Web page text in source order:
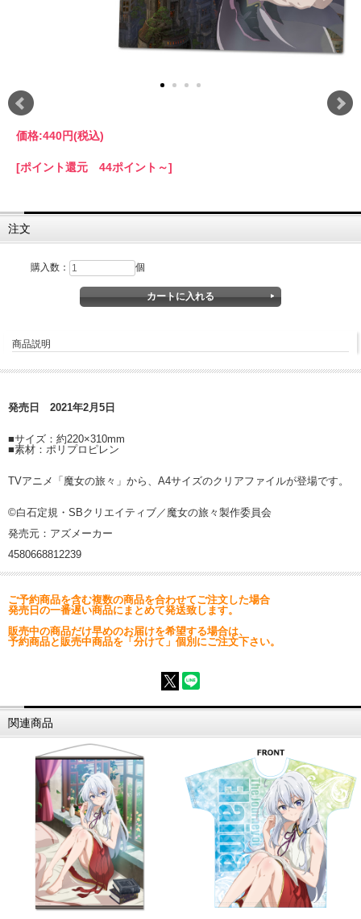
価格:440円(税込)
[ポイント還元 44ポイント～]
注文
購入数： 個
商品説明
発売日 2021年2月5日
■サイズ：約220×310mm
■素材：ポリプロピレン
TVアニメ「魔女の旅々」から、A4サイズのクリアファイルが登場です。
©白石定規・SBクリエイティブ／魔女の旅々製作委員会
発売元：アズメーカー
4580668812239
ご予約商品を含む複数の商品を合わせてご注文した場合
発売日の一番遅い商品にまとめて発送致します。
販売中の商品だけ早めのお届けを希望する場合は、
予約商品と販売中商品を「分けて」個別にご注文下さい。
関連商品